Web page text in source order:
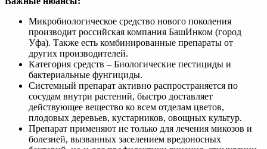
Микробиологическое средство нового поколения
производит российская компания БашИнком (город
Уфа). Также есть комбинированные препараты от
других производителей.
Категория средств – Биологические пестициды и
бактериальные фунгициды.
Системный препарат активно распространяется по
сосудам внутри растений, быстро доставляет
действующее вещество ко всем отделам цветов,
плодовых деревьев, кустарников, овощных культур.
Препарат применяют не только для лечения микозов и
болезней, вызванных заселением вредоносных